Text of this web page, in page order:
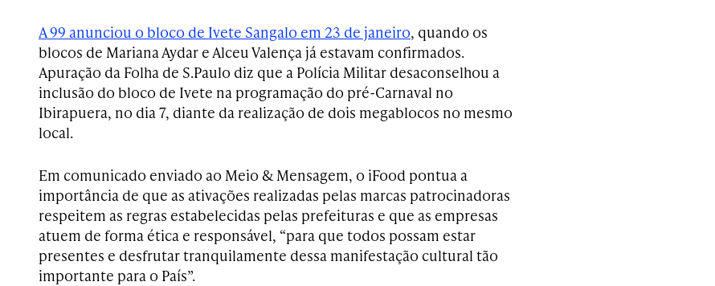
A 99 anunciou o bloco de Ivete Sangalo em 23 de janeiro, quando os
blocos de Mariana Aydar e Alceu Valença já estavam confirmados.
Apuração da Folha de S.Paulo diz que a Polícia Militar desaconselhou a
inclusão do bloco de Ivete na programação do pré-Carnaval no
Ibirapuera, no dia 7, diante da realização de dois megablocos no mesmo
local.
Em comunicado enviado ao Meio & Mensagem, o iFood pontua a
importância de que as ativações realizadas pelas marcas patrocinadoras
respeitem as regras estabelecidas pelas prefeituras e que as empresas
atuem de forma ética e responsável, “para que todos possam estar
presentes e desfrutar tranquilamente dessa manifestação cultural tão
importante para o País”.